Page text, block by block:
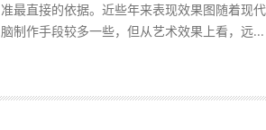
准最直接的依据。近些年来表现效果图随着现
脑制作手段较多一些，但从艺术效果上看，远...